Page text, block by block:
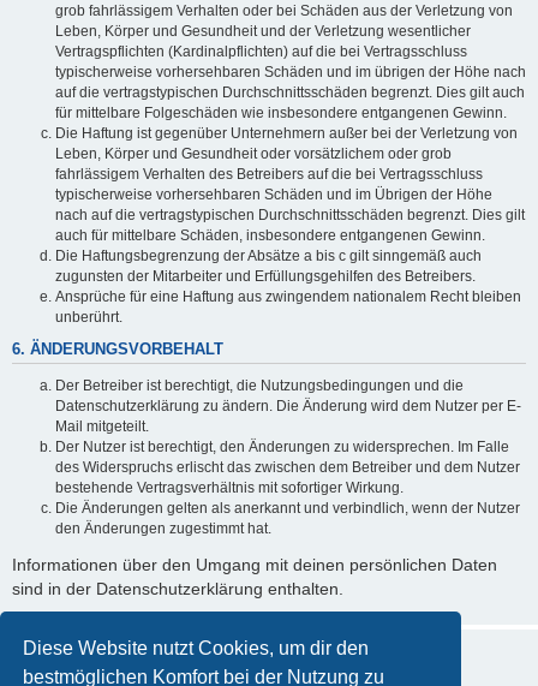
Diese Website nutzt Cookies, um dir den
bestmöglichen Komfort bei der Nutzung zu
grob fahrlässigem Verhalten oder bei Schäden aus der Verletzung von
Leben, Körper und Gesundheit und der Verletzung wesentlicher
Vertragspflichten (Kardinalpflichten) auf die bei Vertragsschluss
typischerweise vorhersehbaren Schäden und im übrigen der Höhe nach
auf die vertragstypischen Durchschnittsschäden begrenzt. Dies gilt auch
für mittelbare Folgeschäden wie insbesondere entgangenen Gewinn.
Die Haftung ist gegenüber Unternehmern außer bei der Verletzung von
Leben, Körper und Gesundheit oder vorsätzlichem oder grob
fahrlässigem Verhalten des Betreibers auf die bei Vertragsschluss
typischerweise vorhersehbaren Schäden und im Übrigen der Höhe
nach auf die vertragstypischen Durchschnittsschäden begrenzt. Dies gilt
auch für mittelbare Schäden, insbesondere entgangenen Gewinn.
Die Haftungsbegrenzung der Absätze a bis c gilt sinngemäß auch
zugunsten der Mitarbeiter und Erfüllungsgehilfen des Betreibers.
Ansprüche für eine Haftung aus zwingendem nationalem Recht bleiben
unberührt.
6. ÄNDERUNGSVORBEHALT
Der Betreiber ist berechtigt, die Nutzungsbedingungen und die
Datenschutzerklärung zu ändern. Die Änderung wird dem Nutzer per E-
Mail mitgeteilt.
Der Nutzer ist berechtigt, den Änderungen zu widersprechen. Im Falle
des Widerspruchs erlischt das zwischen dem Betreiber und dem Nutzer
bestehende Vertragsverhältnis mit sofortiger Wirkung.
Die Änderungen gelten als anerkannt und verbindlich, wenn der Nutzer
den Änderungen zugestimmt hat.
Informationen über den Umgang mit deinen persönlichen Daten
sind in der Datenschutzerklärung enthalten.